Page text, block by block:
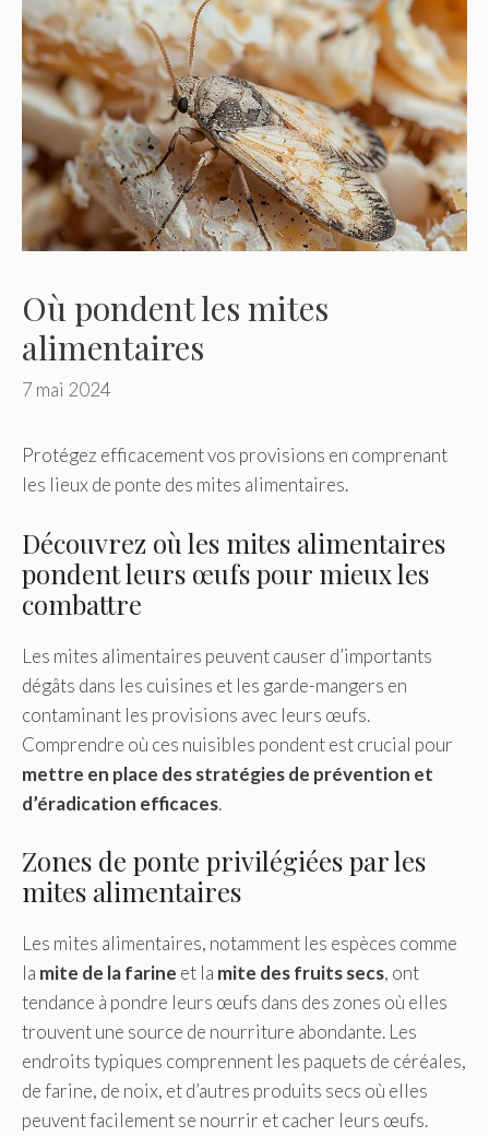
Où pondent les mites
alimentaires
7 mai 2024
Protégez efficacement vos provisions en comprenant
les lieux de ponte des mites alimentaires.
Découvrez où les mites alimentaires
pondent leurs œufs pour mieux les
combattre
Les mites alimentaires peuvent causer d’importants
dégâts dans les cuisines et les garde-mangers en
contaminant les provisions avec leurs œufs.
Comprendre où ces nuisibles pondent est crucial pour
mettre en place des stratégies de prévention et
d’éradication efficaces.
Zones de ponte privilégiées par les
mites alimentaires
Les mites alimentaires, notamment les espèces comme
la mite de la farine et la mite des fruits secs, ont
tendance à pondre leurs œufs dans des zones où elles
trouvent une source de nourriture abondante. Les
endroits typiques comprennent les paquets de céréales,
de farine, de noix, et d’autres produits secs où elles
peuvent facilement se nourrir et cacher leurs œufs.